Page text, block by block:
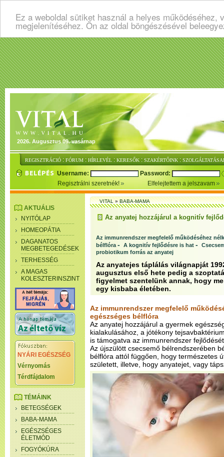
Ez a weboldal sütiket használ a helyes
megjelenítéséhez. Ön az oldal böngészésével
2026. Augusztus 09. vasárnap
REGISZTRÁCIÓ : FÓRUM : HÍRLEVÉL : KERESŐK : SZAKÉRTŐINK :
Username:
Password:
Regisztrálni szeretnék!
Elfelejtettem a jelszavam
AKTUÁLIS
NYITÓLAP
HOMEOPÁTIA
DAGANATOS
MEGBETEGEDÉSEK
TERHESSÉG
A MAGAS
KOLESZTERINSZINT
NYÁRI EGÉSZSÉG
Vérnyomás
Térdfájdalom
TÉMÁINK
BETEGSÉGEK
BABA-MAMA
EGÉSZSÉGES
ÉLETMÓD
FOGYÓKÚRA
VITAL»BABA-MAMA
Az anyatej hozzájárul a kognitív
Az immunrendszer megfelelő működéséhez
bélflóra - A kognitív fejlődésre is hat -
probiotikum forrás az anyatej
Az anyatejes táplálás világnapját
augusztus első hete pedig a
figyelmet szentelünk annak, hogy
egy kisbaba életében.
Az immunrendszer megfelelő
egészséges bélflóra
Az anyatej hozzájárul a gyermek
kialakulásához, a jótékony
is támogatva az immunrendszer
Az újszülött csecsemő bélrendszerében
bélflóra attól függően, hogy természetes
született, illetve, hogy anyatejet, vagy